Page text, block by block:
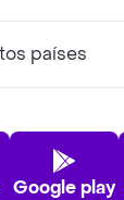
países
Google play